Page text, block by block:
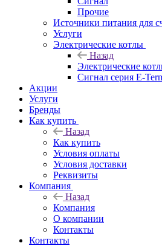
Прочие
Источники питания для
Услуги
Электрические котлы
Назад
Электрические
Сигнал серия E-
Акции
Услуги
Бренды
Как купить
Назад
Как купить
Условия оплаты
Условия доставки
Реквизиты
Компания
Назад
Компания
О компании
Контакты
Контакты